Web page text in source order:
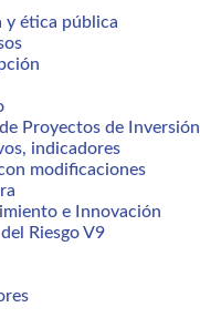
y ética pública
Proyectos de Inversión
indicadores
modificaciones
e Innovación
Riesgo V9